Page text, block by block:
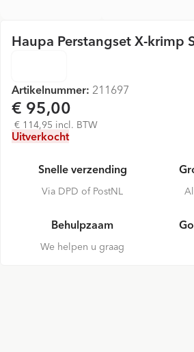
Haupa Perstangset X-krimp
Artikelnummer: 211697
€ 95,00
€ 114,95 incl. BTW
Uitverkocht
Snelle verzending
Via DPD of PostNL
Behulpzaam
We helpen u graag